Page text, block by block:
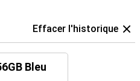
Effacer l'historique
Bleu